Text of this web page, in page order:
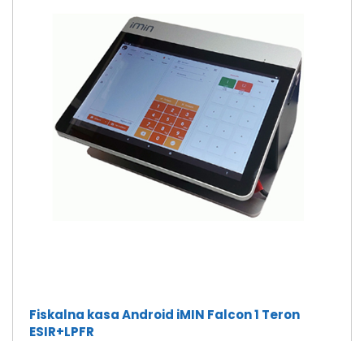
Fiskalna kasa Android iMIN Falcon 1 Teron
ESIR+LPFR